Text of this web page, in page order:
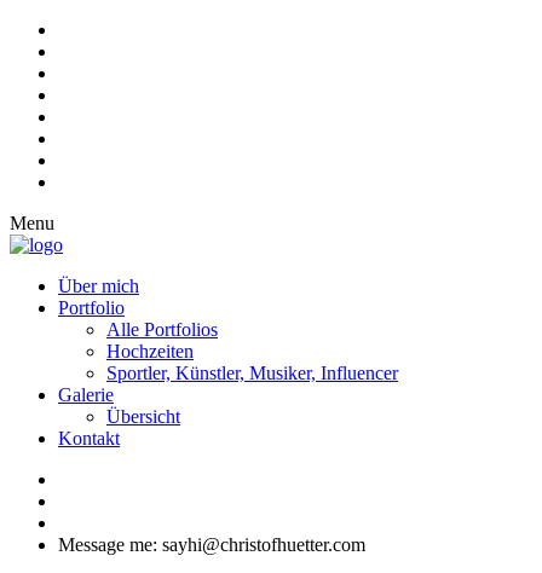
Menu
Über mich
Portfolio
Alle Portfolios
Hochzeiten
Sportler, Künstler, Musiker, Influencer
Galerie
Übersicht
Kontakt
Message me: sayhi@christofhuetter.com